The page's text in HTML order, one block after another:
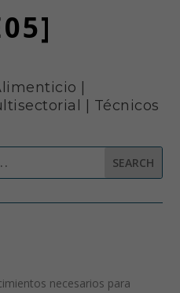
Técnicos
necesarios para